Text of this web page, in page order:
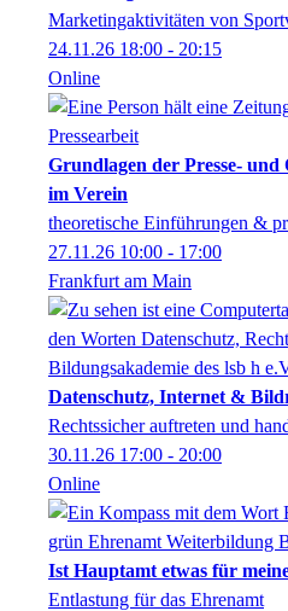
Marketingaktivitäten von
24.11.26 18:00 - 20:15
Online
Grundlagen der Presse-
im Verein
theoretische Einführungen &
27.11.26 10:00 - 17:00
Frankfurt am Main
Datenschutz, Internet &
Rechtssicher auftreten und
30.11.26 17:00 - 20:00
Online
Ist Hauptamt etwas für
Entlastung für das Ehrenamt